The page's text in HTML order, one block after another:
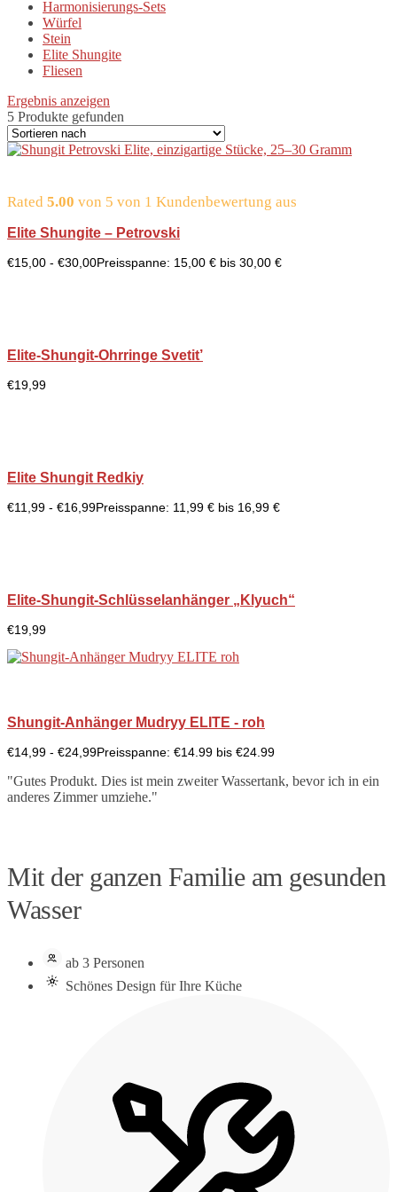
Harmonisierungs-Sets
Würfel
Stein
Elite Shungite
Fliesen
Ergebnis anzeigen
5 Produkte gefunden
Rated 5.00 von 5 von 1 Kundenbewertung aus
Elite Shungite – Petrovski
€15,00 - €30,00Preisspanne: 15,00 € bis 30,00 €
Elite-Shungit-Ohrringe Svetit’
€19,99
Elite Shungit Redkiy
€11,99 - €16,99Preisspanne: 11,99 € bis 16,99 €
Elite-Shungit-Schlüsselanhänger „Klyuch“
€19,99
Shungit-Anhänger Mudryy ELITE - roh
€14,99 - €24,99Preisspanne: €14.99 bis €24.99
"Gutes Produkt. Dies ist mein zweiter Wassertank, bevor ich in ein
anderes Zimmer umziehe."
Mit der ganzen Familie am gesunden
Wasser
ab 3 Personen
Schönes Design für Ihre Küche